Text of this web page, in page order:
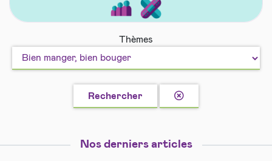
vivre
ensemble
Loisirs
en
sécurité
Thèmes
Rechercher
Effacer
la
Nos derniers articles